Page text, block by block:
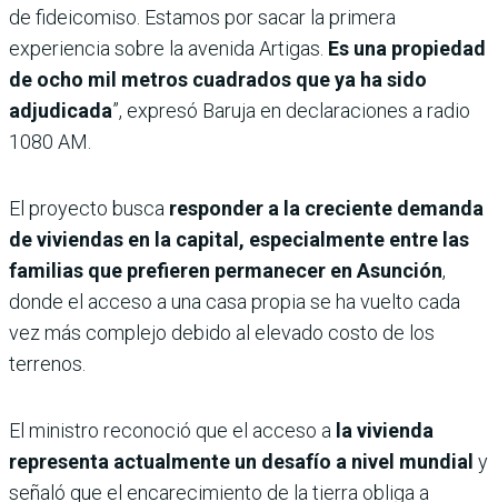
de fideicomiso. Estamos por sacar la primera
experiencia sobre la avenida Artigas. Es una propiedad
de ocho mil metros cuadrados que ya ha sido
adjudicada”, expresó Baruja en declaraciones a radio
1080 AM.
El proyecto busca responder a la creciente demanda
de viviendas en la capital, especialmente entre las
familias que prefieren permanecer en Asunción,
donde el acceso a una casa propia se ha vuelto cada
vez más complejo debido al elevado costo de los
terrenos.
El ministro reconoció que el acceso a la vivienda
representa actualmente un desafío a nivel mundial y
señaló que el encarecimiento de la tierra obliga a